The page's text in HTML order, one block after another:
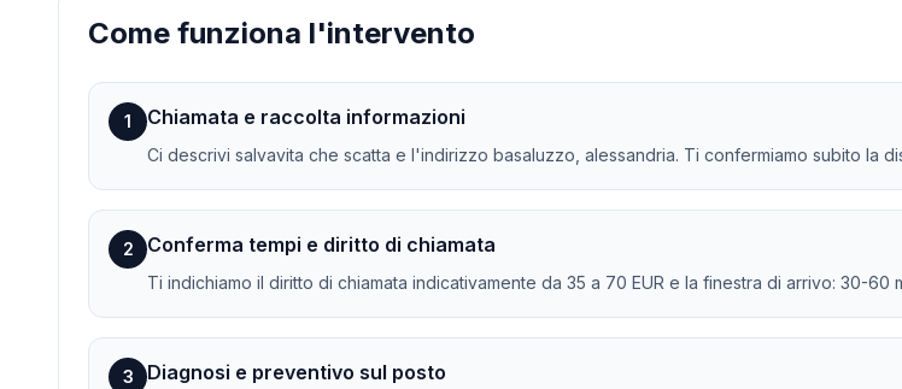
Come funziona l'intervento
1 Chiamata e raccolta informazioni
Ci descrivi salvavita che scatta e l'indirizzo basaluzzo, alessandria. Ti confermiamo subito la
2 Conferma tempi e diritto di chiamata
Ti indichiamo il diritto di chiamata indicativamente da 35 a 70 EUR e la finestra di arrivo: 30-
3 Diagnosi e preventivo sul posto